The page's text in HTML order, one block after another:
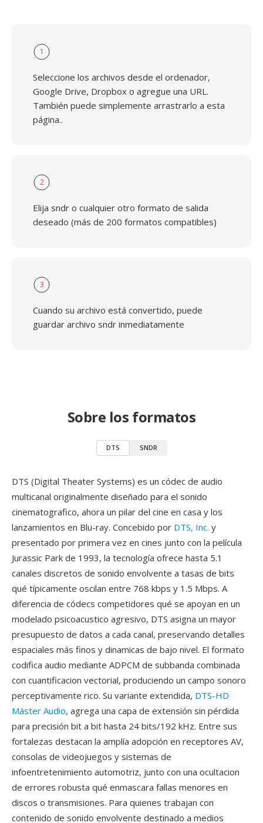
1
Seleccione los archivos desde el ordenador,
Google Drive, Dropbox o agregue una URL.
También puede simplemente arrastrarlo a esta
página..
2
Elija sndr o cualquier otro formato de salida
deseado (más de 200 formatos compatibles)
3
Cuando su archivo está convertido, puede
guardar archivo sndr inmediatamente
Sobre los formatos
DTS SNDR
DTS (Digital Theater Systems) es un códec de audio
multicanal originalmente diseñado para el sonido
cinematografico, ahora un pilar del cine en casa y los
lanzamientos en Blu-ray. Concebido por DTS, Inc. y
presentado por primera vez en cines junto con la película
Jurassic Park de 1993, la tecnología ofrece hasta 5.1
canales discretos de sonido envolvente a tasas de bits
qué típicamente oscilan entre 768 kbps y 1.5 Mbps. A
diferencia de códecs competidores qué se apoyan en un
modelado psicoacustico agresivo, DTS asigna un mayor
presupuesto de datos a cada canal, preservando detalles
espaciales más finos y dinamicas de bajo nivel. El formato
codifica audio mediante ADPCM de subbanda combinada
con cuantificacion vectorial, produciendo un campo sonoro
perceptivamente rico. Su variante extendida, DTS-HD
Máster Audio, agrega una capa de extensión sin pérdida
para precisión bit a bit hasta 24 bits/192 kHz. Entre sus
fortalezas destacan la amplía adopción en receptores AV,
consolas de videojuegos y sistemas de
infoentretenimiento automotriz, junto con una ocultacion
de errores robusta qué enmascara fallas menores en
discos o transmisiones. Para quienes trabajan con
contenido de sonido envolvente destinado a medios